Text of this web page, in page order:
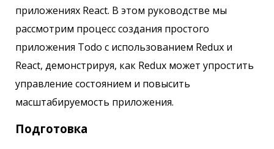
приложениях React. В этом руководстве мы
рассмотрим процесс создания простого
приложения Todo с использованием Redux и
React, демонстрируя, как Redux может упростить
управление состоянием и повысить
масштабируемость приложения.
Подготовка